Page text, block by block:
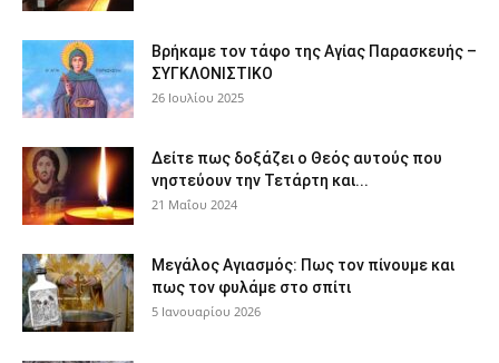
Βρήκαμε τον τάφο της Αγίας Παρασκευής –
ΣΥΓΚΛΟΝΙΣΤΙΚΟ
26 Ιουλίου 2025
Δείτε πως δοξάζει ο Θεός αυτούς που
νηστεύουν την Τετάρτη και...
21 Μαΐου 2024
Μεγάλος Αγιασμός: Πως τον πίνουμε και
πως τον φυλάμε στο σπίτι
5 Ιανουαρίου 2026